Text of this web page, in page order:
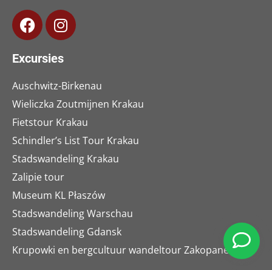
Excursies
Auschwitz-Birkenau
Wieliczka Zoutmijnen Krakau
Fietstour Krakau
Schindler’s List Tour Krakau
Stadswandeling Krakau
Zalipie tour
Museum KL Płaszów
Stadswandeling Warschau
Stadswandeling Gdansk
Krupowki en bergcultuur wandeltour Zakopane